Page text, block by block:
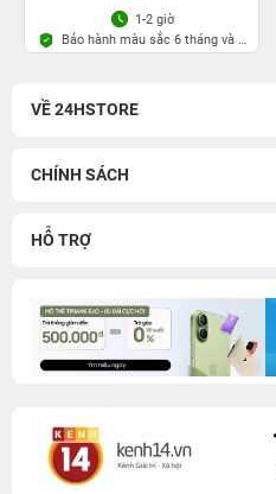
1-2 giờ
Bảo hành màu sắc 6 tháng và 1
lần rơi vỡ kính lưng trong 30
VỀ 24HSTORE
CHÍNH SÁCH
HỖ TRỢ